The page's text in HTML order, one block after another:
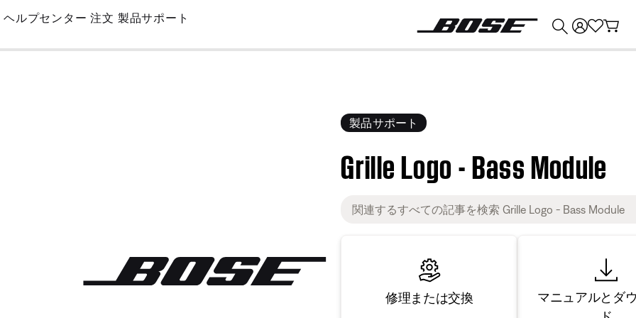
Skip
Main
ヘルプセンター 注文 製品サポート
製品サポート
Grille Logo - Bass Module
修理または交換
マニュアルとダ